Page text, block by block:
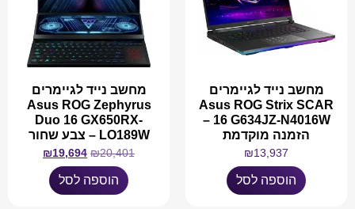
מחשב נייד לגיימרים
Asus ROG Strix SCAR
16 G634JZ-N4016W –
הזמנה מוקדמת
₪13,937
הוספה לסל
מחשב נייד לגיימרים
Asus ROG Zephyrus
Duo 16 GX650RX-
LO189W – צבע שחור
₪20,401
₪19,694
הוספה לסל